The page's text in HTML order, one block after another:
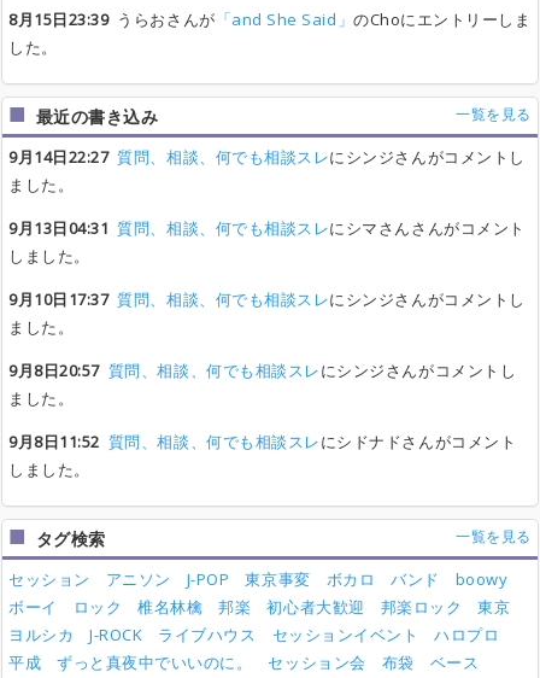
8月15日23:39うらおさんが 「and She Said」のChoにエントリーしま
した。
最近の書き込み 一覧を見る
9月14日22:27 質問、相談、何でも相談スレにシンジさんがコメントし
ました。
9月13日04:31 質問、相談、何でも相談スレにシマさんさんがコメント
しました。
9月10日17:37 質問、相談、何でも相談スレにシンジさんがコメントし
ました。
9月8日20:57 質問、相談、何でも相談スレにシンジさんがコメントし
ました。
9月8日11:52 質問、相談、何でも相談スレにシドナドさんがコメント
しました。
タグ検索 一覧を見る
セッション アニソン J-POP 東京事変 ボカロ バンド
boowy
ボーイ
ロック 椎名林檎 邦楽 初心者大歓迎 邦楽ロック
東京
ヨルシカ
J-ROCK ライブハウス セッションイベント
ハロプロ
平成
ずっと真夜中でいいのに。 セッション会 布袋
ベース